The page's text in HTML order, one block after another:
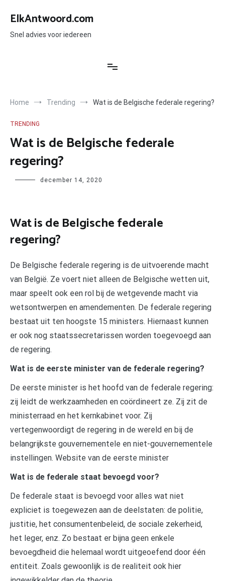
naar
inhoud
ElkAntwoord.com
Snel advies voor iedereen
Home Trending Wat is de Belgische federale regering?
TRENDING
Wat is de Belgische federale
regering?
Author december 14, 2020
Wat is de Belgische federale
regering?
De Belgische federale regering is de uitvoerende macht
van België. Ze voert niet alleen de Belgische wetten uit,
maar speelt ook een rol bij de wetgevende macht via
wetsontwerpen en amendementen. De federale regering
bestaat uit ten hoogste 15 ministers. Hiernaast kunnen
er ook nog staatssecretarissen worden toegevoegd aan
de regering.
Wat is de eerste minister van de federale regering?
De eerste minister is het hoofd van de federale regering:
zij leidt de werkzaamheden en coördineert ze. Zij zit de
ministerraad en het kernkabinet voor. Zij
vertegenwoordigt de regering in de wereld en bij de
belangrijkste gouvernementele en niet-gouvernementele
instellingen. Website van de eerste minister
Wat is de federale staat bevoegd voor?
De federale staat is bevoegd voor alles wat niet
expliciet is toegewezen aan de deelstaten: de politie,
justitie, het consumentenbeleid, de sociale zekerheid,
het leger, enz. Zo bestaat er bijna geen enkele
bevoegdheid die helemaal wordt uitgeoefend door één
entiteit. Zoals gewoonlijk is de realiteit ook hier